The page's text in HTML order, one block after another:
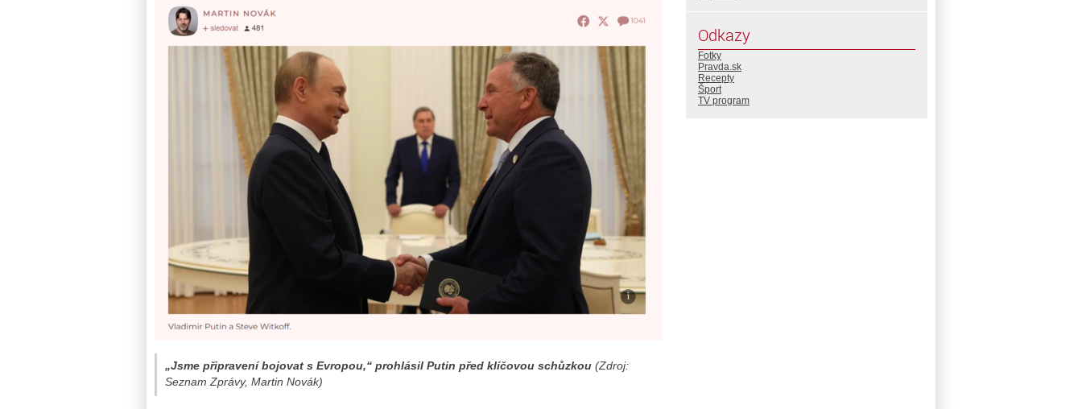
„Jsme připravení bojovat s Evropou,“ prohlásil Putin před klíčovou schůzkou (Zdroj:
Seznam Zprávy, Martin Novák)
Odkazy
Fotky
Pravda.sk
Recepty
Šport
TV program